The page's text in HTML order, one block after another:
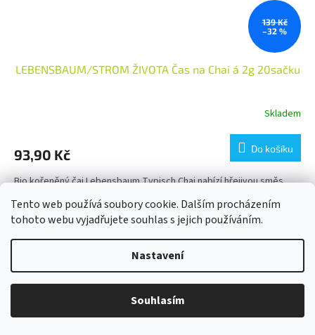
Tento web používá soubory cookie. Dalším procházením
tohoto webu vyjadřujete souhlas s jejich používáním.
Nastavení
Souhlasím
139 Kč
–32 %
LEBENSBAUM/STROM ŽIVOTA Čas na Chai á 2g 20sačku
Skladem
93,90 Kč Do košíku
Bio kořeněný čaj Lebensbaum Typisch Chai nabízí hřejivou směs
chai čajů a aromatických nápojů. V bio kvalitě,...
Akce